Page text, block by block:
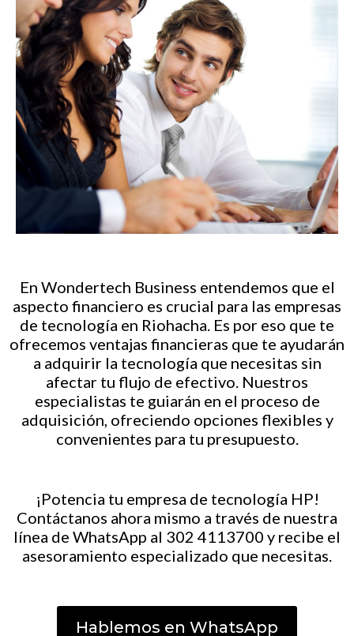
En Wondertech Business entendemos que el
aspecto financiero es crucial para las empresas
de tecnología en Riohacha. Es por eso que te
ofrecemos ventajas financieras que te ayudarán
a adquirir la tecnología que necesitas sin
afectar tu flujo de efectivo. Nuestros
especialistas te guiarán en el proceso de
adquisición, ofreciendo opciones flexibles y
convenientes para tu presupuesto.
¡Potencia tu empresa de tecnología HP!
Contáctanos ahora mismo a través de nuestra
línea de WhatsApp al 302 4113700 y recibe el
asesoramiento especializado que necesitas.
Hablemos en WhatsApp